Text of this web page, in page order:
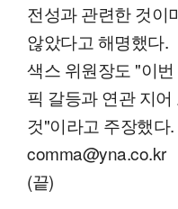
전성과 관련한 것이
않았다고 해명했다.
색스 위원장도 "이
픽 갈등과 연관 지
것"이라고 주장했다.
comma@yna.co.kr
(끝)